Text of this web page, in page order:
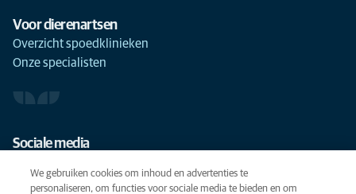
Voor dierenartsen
Overzicht spoedklinieken
Onze specialisten
Sociale media
We gebruiken cookies om inhoud en advertenties te
personaliseren, om functies voor sociale media te bieden en om